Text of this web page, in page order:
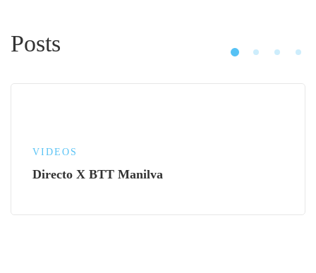
Posts
VIDEOS
Directo X BTT Manilva